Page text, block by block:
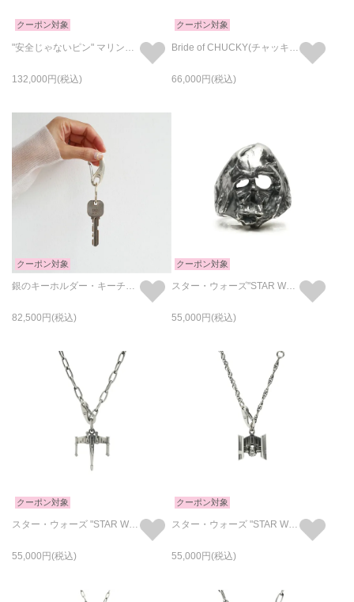
クーポン対象
"安全じゃないピン" マリンチェーン ブレスレット L
132,000
クーポン対象
Bride of CHUCKY(チャッキー) ハート ブレスレット
66,000
クーポン対象
銀のキーホルダー・キーチェーン シルバージュビリー
82,500
クーポン対象
スター・ウォーズ"STAR WARS™"ダース・ベイダー デスマスク リング/指輪
55,000
クーポン対象
スター・ウォーズ "STAR WARS™" Xウイングネックレス
55,000
クーポン対象
スター・ウォーズ "STAR WARS™" TIE・アドバンストx1 ネックレス
55,000